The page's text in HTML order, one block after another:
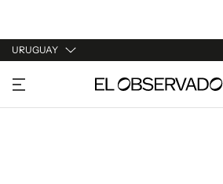
URUGUAY
URUGUAY
ARGENTINA